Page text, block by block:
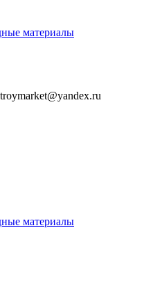
материалы
материалы